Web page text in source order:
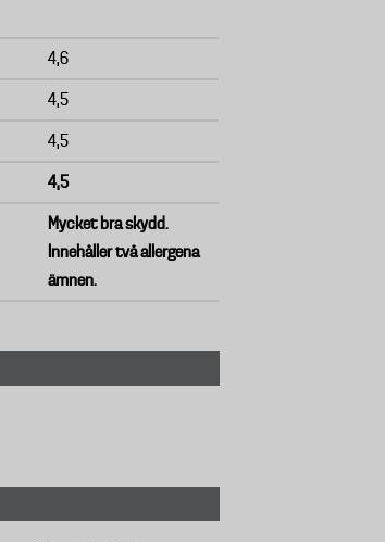
4,6
4,5
4,5
4,5
Mycket bra skydd.
Innehåller två allergena
ämnen.